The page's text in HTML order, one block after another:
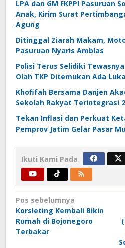
LPA dan GM FKPPI Pasuruan
Anak, Kirim Surat
Agung
Ditinggal Ziarah Makam,
Pasuruan Nyaris Amblas
Polisi Terus Selidiki
Olah TKP Ditemukan Ada
Khofifah Bersama Danjen
Sekolah Rakyat Terintegrasi
Tekan Inflasi dan Perkuat
Pemprov Jatim Gelar Pasar
Ikuti Kami Pada
Navigasi
pos
Pos sebelumnya
Korsleting Kembali Bikin
Rumah di Bojonegoro
Terbakar